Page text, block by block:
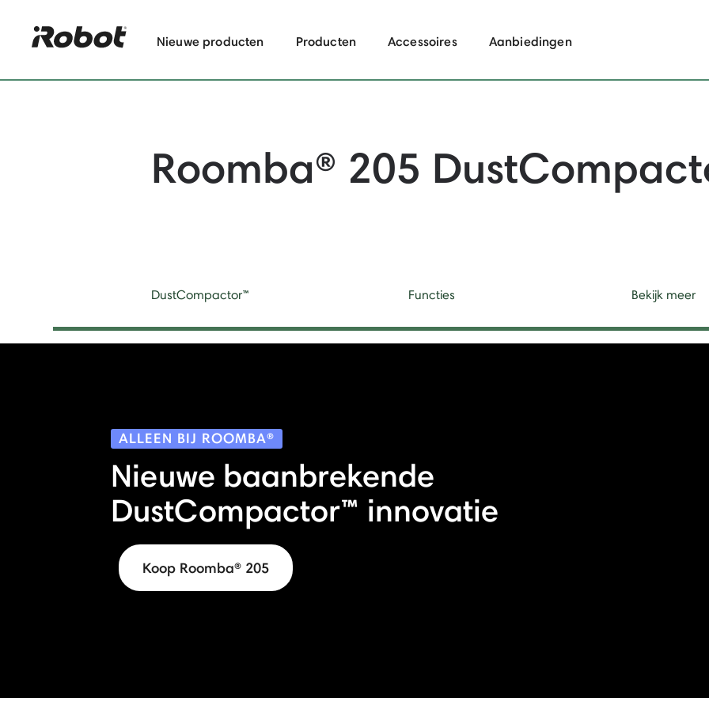
Nieuwe producten Producten Accessoires Aanbiedingen
Roomba® 205
DustCompactor™ Functies Bekijk meer
ALLEEN BIJ ROOMBA®
Nieuwe baanbrekende
DustCompactor™ innovatie
Koop Roomba® 205